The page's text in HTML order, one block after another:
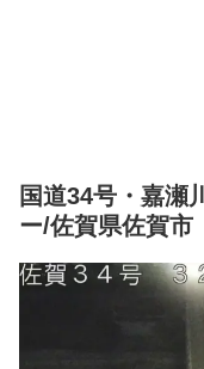
国道34号・嘉瀬
ー/佐賀県佐賀市